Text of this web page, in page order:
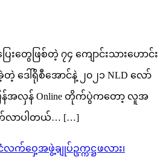
းတွေဖြစ်တဲ့ ၇၄ ကျောင်းသားဟောင်း
တဲ့ ဒေါ်ရိုစီအောင်နဲ့ ၂၀၂၁ NLD လော်
အလှန် Online တိုက်ပွဲကတော့ လူအ
က်လာပါတယ်… […]